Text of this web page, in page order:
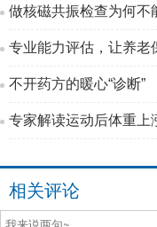
做核磁共振检查为何不
专业能力评估，让养老
不开药方的暖心“诊断”
专家解读运动后体重上
相关评论